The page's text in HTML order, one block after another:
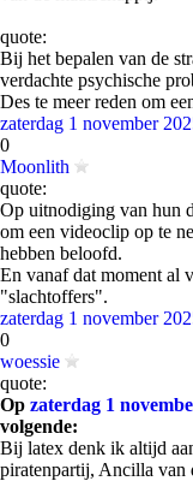
quote:
Bij het bepalen van de
verdachte psychische
Des te meer reden om
zaterdag 1 november
0
Moonlith
quote:
Op uitnodiging van hun
om een videoclip op te
hebben beloofd.
En vanaf dat moment al
"slachtoffers".
zaterdag 1 november
0
woessie
quote:
Op zaterdag 1
volgende:
Bij latex denk ik altijd
piratenpartij, Ancilla van